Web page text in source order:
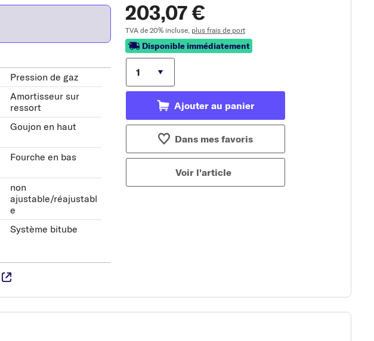
Pression de gaz
Amortisseur sur
ressort
Goujon en haut
Fourche en bas
non
ajustable/réajustabl
e
Système bitube
203,07 €
TVA de 20% incluse, plus frais de port
Disponible immédiatement
Ajouter au panier
Dans mes favoris
Voir l'article